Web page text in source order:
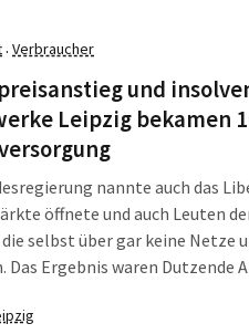
· Verbraucher
und
Leipzig bekamen
nannte auch das
öffnete und auch Leuten
selbst über gar keine Netze
Das Ergebnis waren Dutzende
das Gefühl gaben,